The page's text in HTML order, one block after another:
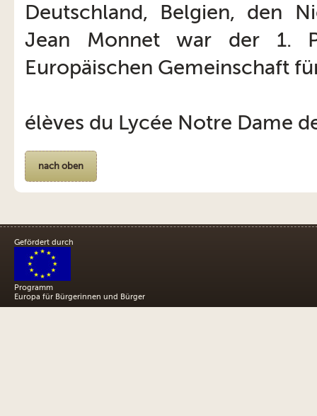
Deutschland, Belgien, den
Jean Monnet war der 1.
Europäischen Gemeinschaft
élèves du Lycée Notre Dame
nach oben
Gefördert durch
Programm
Europa für Bürgerinnen und Bürger